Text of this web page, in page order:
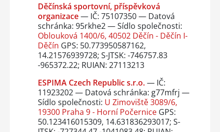
Děčínská sportovní, příspěvková
organizace— IČ: 75107350 — Datová
schránka: 95rkhe2 — Sídlo společnosti:
Oblouková 1400/6, 40502 Děčín - Děčín I-
Děčín GPS: 50.773950587162,
14.21576939728; S-JTSK: -746757.83
-965372.22; RUIAN: 27113213
ESPIMA Czech Republic s.r.o.— IČ:
11923202 — Datová schránka: g77mfrj —
Sídlo společnosti: U Zimoviště 3089/6,
19300 Praha 9 - Horní PočerniceGPS:
50.123416015309, 14.631836293017; S-